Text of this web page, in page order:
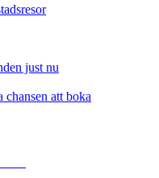
just nu
chansen att boka